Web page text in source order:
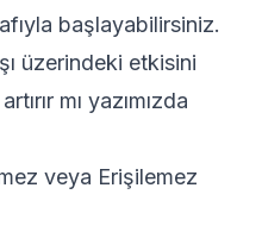
başlayabilirsiniz.
üzerindeki etkisini
mı yazımızda
veya Erişilemez